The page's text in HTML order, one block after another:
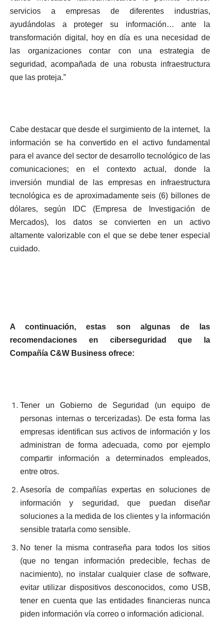
servicios a empresas de diferentes industrias,
ayudándolas a proteger su información… ante la
transformación digital, hoy en día es una necesidad de
las organizaciones contar con una estrategia de
seguridad, acompañada de una robusta infraestructura
que las proteja.”
Cabe destacar que desde el surgimiento de la internet, la
información se ha convertido en el activo fundamental
para el avance del sector de desarrollo tecnológico de las
comunicaciones; en el contexto actual, donde la
inversión mundial de las empresas en infraestructura
tecnológica es de aproximadamente seis (6) billones de
dólares, según IDC (Empresa de Investigación de
Mercados), los datos se convierten en un activo
altamente valorizable con el que se debe tener especial
cuidado.
A continuación, estas son algunas de las
recomendaciones en ciberseguridad que la
Compañía C&W Business ofrece:
Tener un Gobierno de Seguridad (un equipo de
personas internas o tercerizadas). De esta forma las
empresas identifican sus activos de información y los
administran de forma adecuada, como por ejemplo
compartir información a determinados empleados,
entre otros.
Asesoría de compañías expertas en soluciones de
información y seguridad, que puedan diseñar
soluciones a la medida de los clientes y la información
sensible tratarla como sensible.
No tener la misma contraseña para todos los sitios
(que no tengan información predecible, fechas de
nacimiento), no instalar cualquier clase de software,
evitar utilizar dispositivos desconocidos, como USB,
tener en cuenta que las entidades financieras nunca
piden información vía correo o información adicional.